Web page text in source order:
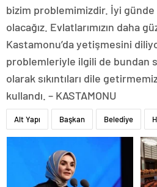
bizim problemimizdir. İyi
olacağız. Evlatlarımızın daha
Kastamonu’da yetişmesini
problemleriyle ilgili de bundan
olarak sıkıntıları dile
kullandı. – KASTAMONU
Alt Yapı Başkan Belediye